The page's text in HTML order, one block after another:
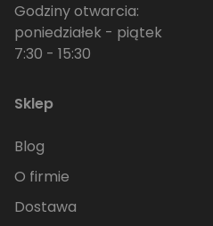
Godziny otwarcia:
poniedziałek - piątek
7:30 - 15:30
Sklep
Blog
O firmie
Dostawa